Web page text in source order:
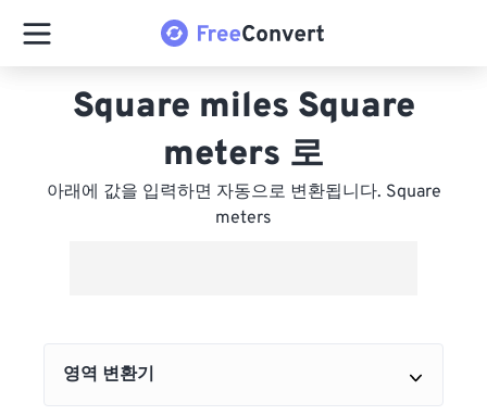
Square miles Square
meters 로
아래에 값을 입력하면 자동으로 변환됩니다. Square
meters